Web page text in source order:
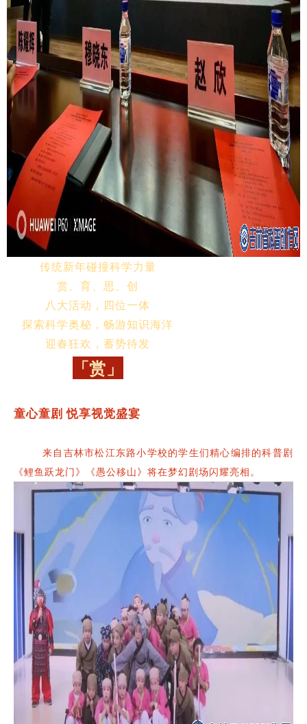
传统新年碰撞科学力量
赏、育、思、创
八大活动，四位一体
探索科学奥秘，畅游知识海洋
迎春狂欢，蓄势待发
「赏」
童心童剧 悦享视觉盛宴
来自吉林市松江东路小学校的学生们精心编排的科普剧
《鲤鱼跃龙门》《愚公移山》将在梦幻剧场闪耀亮相。